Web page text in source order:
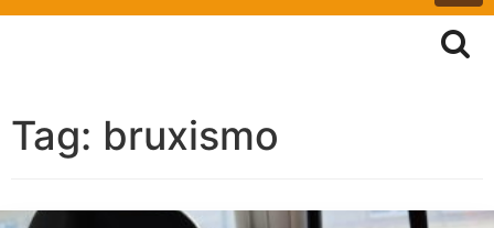
Tag: bruxismo